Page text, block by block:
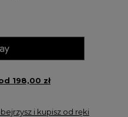
198,00 zł
i kupisz od ręki